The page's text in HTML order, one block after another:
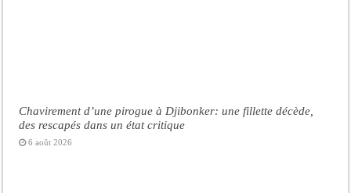
Chavirement d’une pirogue à Djibonker: une fillette décède,
des rescapés dans un état critique
6 août 2026